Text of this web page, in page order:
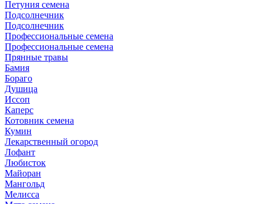
Петуния семена
Подсолнечник
Подсолнечник
Профессиональные семена
Профессиональные семена
Прянные травы
Бамия
Бораго
Душица
Иссоп
Каперс
Котовник семена
Кумин
Лекарственный огород
Лофант
Любисток
Майоран
Мангольд
Мелисса